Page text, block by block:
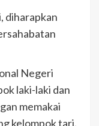
diharapkan
Negeri
laki-laki dan
memakai
kelompok tari,